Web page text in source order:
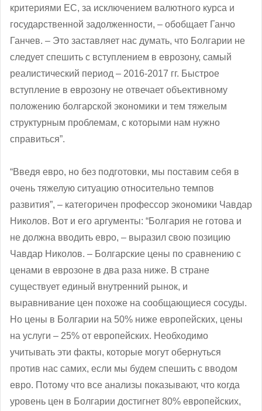
критериями ЕС, за исключением валютного курса и
государственной задолженности, – обобщает Ганчо
Ганчев. – Это заставляет нас думать, что Болгарии не
следует спешить с вступлением в еврозону, самый
реалистический период – 2016-2017 гг. Быстрое
вступление в еврозону не отвечает объективному
положению болгарской экономики и тем тяжелым
структурным проблемам, с которыми нам нужно
справиться”.
“Введя евро, но без подготовки, мы поставим себя в
очень тяжелую ситуацию относительно темпов
развития”, – категоричен профессор экономики Чавдар
Николов. Вот и его аргументы: “Болгария не готова и
не должна вводить евро, – выразил свою позицию
Чавдар Николов. – Болгарские цены по сравнению с
ценами в еврозоне в два раза ниже. В стране
существует единый внутренний рынок, и
выравнивание цен похоже на сообщающиеся сосуды.
Но цены в Болгарии на 50% ниже европейских, цены
на услуги – 25% от европейских. Необходимо
учитывать эти факты, которые могут обернуться
против нас самих, если мы будем спешить с вводом
евро. Потому что все анализы показывают, что когда
уровень цен в Болгарии достигнет 80% европейских,